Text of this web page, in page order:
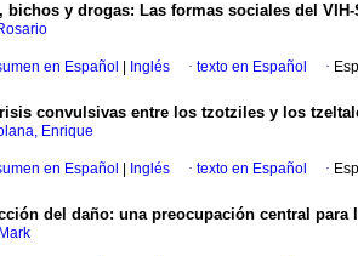
bichos y drogas: Las formas sociales del
en Español Inglés · texto en Español ·
convulsivas entre los tzotziles y los
Enrique
en Español Inglés · texto en Español ·
del daño: una preocupación central para